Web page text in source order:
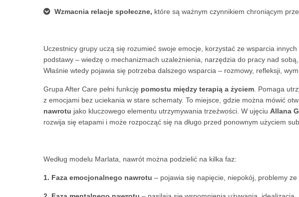
Wzmacnia relacje społeczne, które są ważnym czynnikiem chroniącym
Uczestnicy grupy uczą się rozumieć swoje emocje, korzystać ze wsparcia
podstawy – wiedzę o mechanizmach uzależnienia, narzędzia do pracy nad
Właśnie wtedy pojawia się potrzeba dalszego wsparcia – rozmowy, refleksji,
Grupa After Care pełni funkcję pomostu między terapią a życiem. Pomaga
z emocjami bez uciekania w stare schematy. To miejsce, gdzie można mówić
nawrotu jako kluczowego elementu utrzymywania trzeźwości. W ujęciu Allana
rozwija się etapami i może rozpocząć się na długo przed ponownym użyciem
Według modelu Marlata, nawrót można podzielić na kilka faz:
1. Faza emocjonalnego nawrotu – pojawia się napięcie, niepokój, problemy